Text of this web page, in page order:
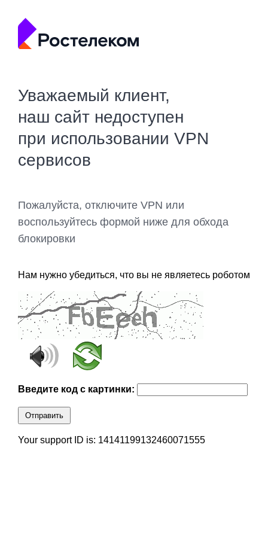
Уважаемый клиент,
наш сайт недоступен
при использовании VPN
сервисов
Пожалуйста, отключите VPN или
воспользуйтесь формой ниже для обхода
блокировки
Нам нужно убедиться, что вы не являетесь роботом
Введите код с картинки:
Отправить
Your support ID is: 14141199132460071555